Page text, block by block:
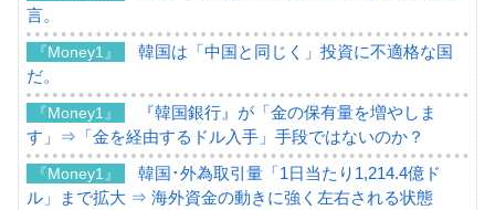
言。
『Money1』
韓国は「中国と同じく」投資に不適格な国
だ。
『Money1』
『韓国銀行』が「金の保有量を増やしま
す」⇒「金を経由するドル入手」手段ではないのか？
『Money1』
韓国･外為取引量「1日当たり1,214.4億ド
ル」まで拡大 ⇒ 海外資金の動きに強く左右される状態